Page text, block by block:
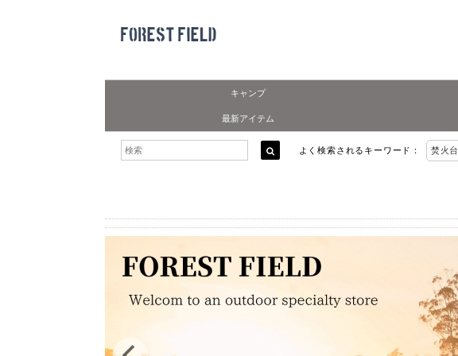
キャンプ
最新アイテム
よく検索されるキーワード： 焚火台